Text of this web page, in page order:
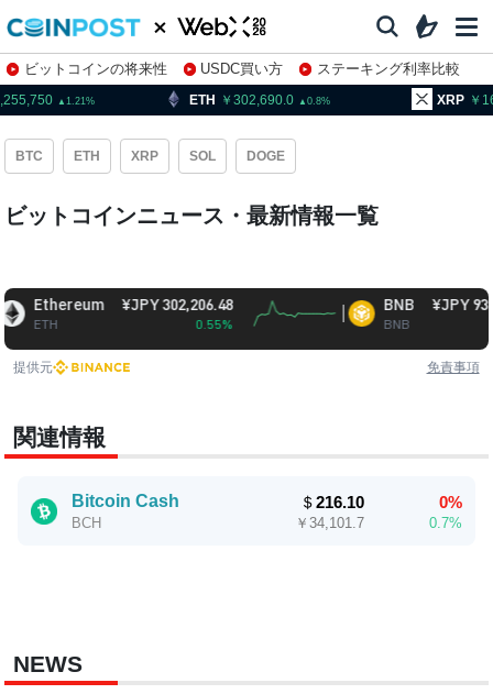
ビットコインの将来性 USDC買い方
ステーキング利率比較
株特集・関連銘柄
1.21 ETH 302,690.0 0.8 XRP
BTC ETH XRP SOL DOGE
ビットコインニュース・最新情報一覧
¥JPY 302,206.48 BNB
BNB
¥JPY 93,759.43
提供元 免責事項
関連情報
Bitcoin Cash
BCH
＄216.10
￥ 34,101.7
0%
0.7%
NEWS